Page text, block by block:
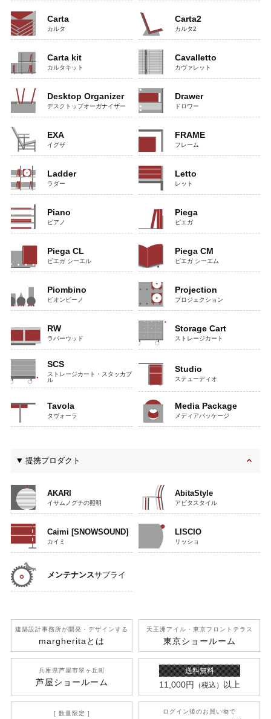
Carta
カルタ
Carta2
カルタ2
Carta kit
カルタキット
Cavalletto
カヴァレット
Desktop Organizer
デスクトップオーガナイザー
Drawer
ドロワー
EXA
イグザ
FRAME
フレーム
Ladder
ラダー
Letto
レット
Piano
ピアノ
Piega
ピエガ
Piega CL
ピエガ シーエル
Piega CM
ピエガ シーエム
Piombino
ピオンビーノ
Projection
プロジェクション
RW
ラバーウッド
Storage Cart
ストレージカート
SCS
ストレージカート・スタッカブ
ル
Studio
ステューディオ
Tavola
タヴォーラ
Media Package
メディアパッケージ
提携プロダクト
AKARI
イサムノグチの照明
AbitaStyle
アビタスタイル
Caimi [SNOWSOUND]
カイミ
LISCIO
リッショ
メンテナンスサプライ
建築設計事務所が開発 ・デザインする
margherita とは
天王洲アイル ・東京フロントテラス
東京ショールーム
兵庫県芦屋市翠ヶ丘町
芦屋ショールーム
送料無料
11,000円 （税込） 以上
[ 数量限定 ] ログイン後のお買い物で